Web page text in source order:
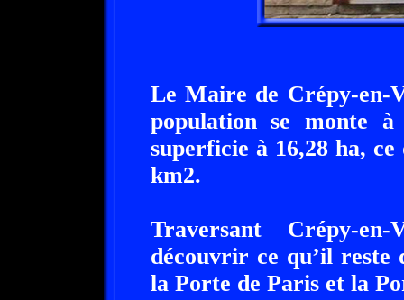
Le Maire de Crépy-en-
population se monte
superficie à 16,28 ha,
km2.
Traversant Crépy-
découvrir ce qu’il reste
la Porte de Paris et la